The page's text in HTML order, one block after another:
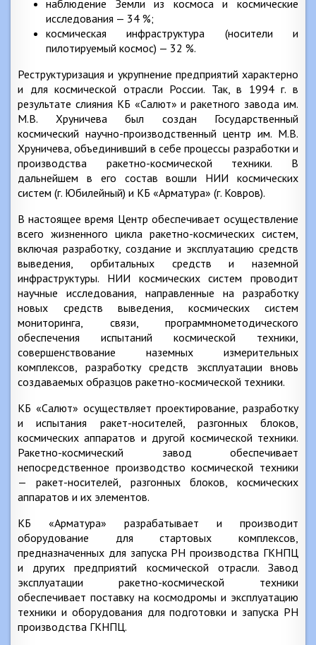
наблюдение Земли из космоса и космические
исследования — 34 %;
космическая инфраструктура (носители и
пилотируемый космос) — 32 %.
Реструктуризация и укрупнение предприятий характерно
и для космической отрасли России. Так, в 1994 г. в
результате слияния КБ «Салют» и ракетного завода им.
М.В. Хруничева был создан Государственный
космический научно-производственный центр им. М.В.
Хруничева, объединивший в себе процессы разработки и
производства ракетно-космической техники. В
дальнейшем в его состав вошли НИИ космических
систем (г. Юбилейный) и КБ «Арматура» (г. Ковров).
В настоящее время Центр обеспечивает осуществление
всего жизненного цикла ракетно-космических систем,
включая разработку, создание и эксплуатацию средств
выведения, орбитальных средств и наземной
инфраструктуры. НИИ космических систем проводит
научные исследования, направленные на разработку
новых средств выведения, космических систем
мониторинга, связи, программнометодического
обеспечения испытаний космической техники,
совершенствование наземных измерительных
комплексов, разработку средств эксплуатации вновь
создаваемых образцов ракетно-космической техники.
КБ «Салют» осуществляет проектирование, разработку
и испытания ракет-носителей, разгонных блоков,
космических аппаратов и другой космической техники.
Ракетно-космический завод обеспечивает
непосредственное производство космической техники
— ракет-носителей, разгонных блоков, космических
аппаратов и их элементов.
КБ «Арматура» разрабатывает и производит
оборудование для стартовых комплексов,
предназначенных для запуска РН производства ГКНПЦ
и других предприятий космической отрасли. Завод
эксплуатации ракетно-космической техники
обеспечивает поставку на космодромы и эксплуатацию
техники и оборудования для подготовки и запуска РН
производства ГКНПЦ.